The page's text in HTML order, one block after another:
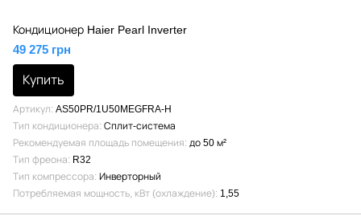
Кондиционер Haier Pearl Inverter
49 275 грн
Купить
Артикул AS50PR/1U50MEGFRA-H
Тип кондиционера Сплит-система
Рекомендуемая площадь помещения до 50 м²
Тип фреона
R32
Тип компрессора Инверторный
Потребляемая мощность, кВт (охлаждение) 1,55